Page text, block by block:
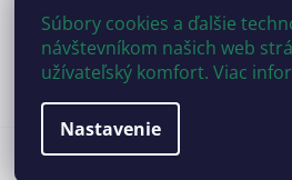
Súbory cookies a ďalšie
návštevníkom našich web
užívateľský komfort. Viac
Nastavenie